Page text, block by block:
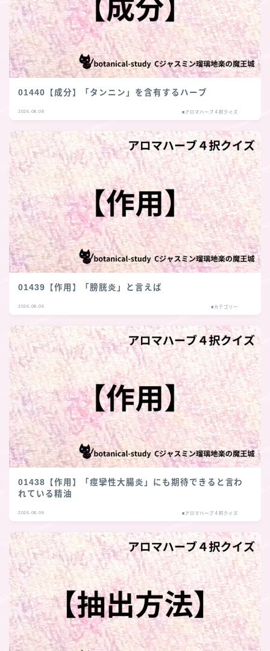
01440【成分】「タンニン」を含有するハーブ
2026.08.08 ■アロマハーブ４択クイズ
01439【作用】「膀胱炎」と言えば
2026.08.06 ■カテゴリー
01438【作用】「痙攣性大腸炎」にも期待できると言わ
れている精油
2026.08.05 ■アロマハーブ４択クイズ